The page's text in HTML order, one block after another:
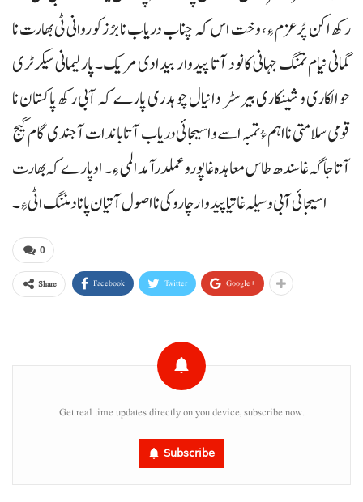
رکھ اکن پُرعزم ءِ، وخت اس کہ چناب دریاب نا بڑزکو روانی ٹی بھارت نا
گمانی نیام تمنگ جہانی کانود آتا پیدوار بیدادی مریک۔ پارلیمانی سیکرٹری
حوالکاری و شینکاری بیرسٹر دانیال چوہدری پارے کہ آبی رکھ پاکستان نا
قومی سلامتی نا اہم ءُ تمبہ اسے و اسیجائی دریاب آتا باندات آ جندی گام گیج
آتا جاگہ غا سندھ طاس معاہدہ غا پورو عملدرآمد المی ءِ۔ او پارے کہ بھارت
اسیجائی آبی وسیلہ غاتیا پیدوار چاروکی نا اصول آتیان پاناد مننگ اٹی ءِ۔
0
Share Facebook Twitter Google+
Get real time updates directly on you device, subscribe now.
Subscribe